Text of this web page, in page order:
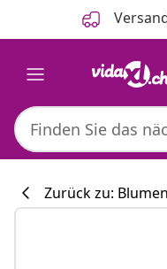
Zurück zu: